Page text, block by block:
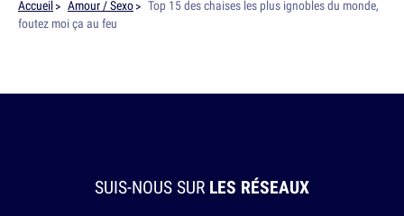
Accueil Amour / Sexo
Top 15 des chaises les plus ignobles du monde,
foutez moi ça au feu
SUIS-NOUS SUR LES RÉSEAUX